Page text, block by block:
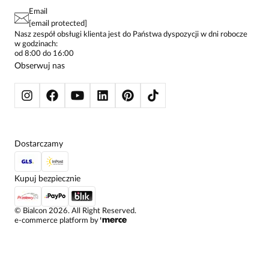
SPODNIE DAMSKIE
ŻAKIETY I MARYNARKI
SWETRY
BLUZY
Email
[email protected]
Nasz zespół obsługi klienta jest do Państwa dyspozycji w dni robocze
w godzinach:
od 8:00 do 16:00
Obserwuj nas
© Bialcon 2026. All Right Reserved.
e-commerce platform by
Dostarczamy
Kupuj bezpiecznie